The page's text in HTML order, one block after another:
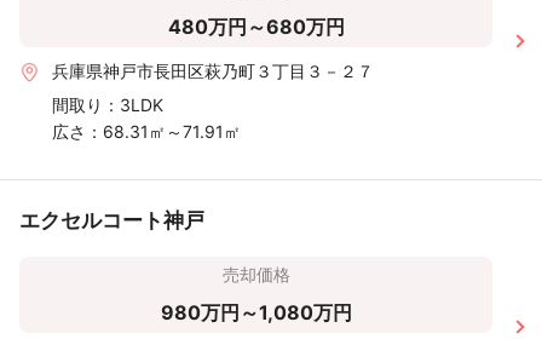
480万円～680万円
兵庫県神戸市長田区萩乃町３丁目３－２７
間取り： 3LDK
広さ： 68.31㎡～71.91㎡
エクセルコート神戸
売却価格
980万円～1,080万円